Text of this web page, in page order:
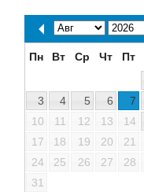
Пн Вт Ср Чт Пт
3
4 5 6 7
10
11 12 13 14
17
18 19 20 21
24
25 26 27 28
31